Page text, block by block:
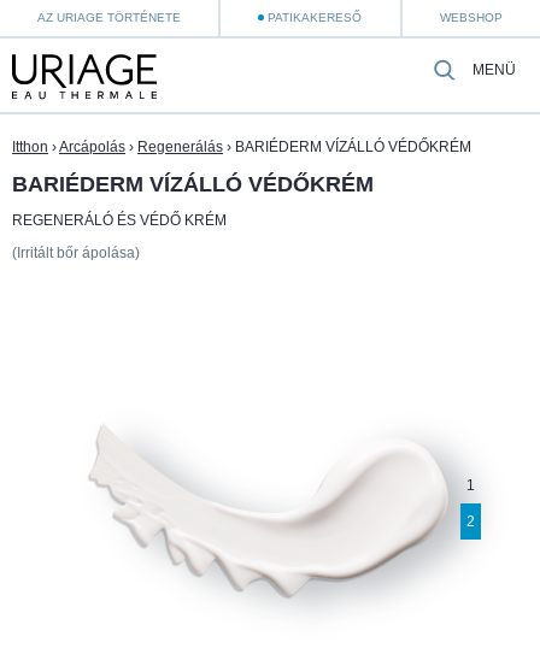
AZ URIAGE TÖRTÉNETE PATIKAKERESŐ WEBSHOP
MENÜ
Itthon ›Arcápolás › Regenerálás › BARIÉDERM VÍZÁLLÓ VÉDŐKRÉM
BARIÉDERM VÍZÁLLÓ VÉDŐKRÉM
REGENERÁLÓ ÉS VÉDŐ KRÉM
(Irritált bőr ápolása)
1
2